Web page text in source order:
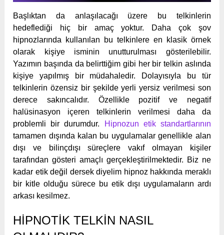
Başlıktan da anlaşılacağı üzere bu telkinlerin
hedeflediği hiç bir amaç yoktur. Daha çok şov
hipnozlarında kullanılan bu telkinlere en klasik örnek
olarak kişiye isminin unutturulması gösterilebilir.
Yazımın başında da belirttiğim gibi her bir telkin aslında
kişiye yapılmış bir müdahaledir. Dolayısıyla bu tür
telkinlerin özensiz bir şekilde yerli yersiz verilmesi son
derece sakıncalıdır. Özellikle pozitif ve negatif
halüsinasyon içeren telkinlerin verilmesi daha da
problemli bir durumdur.
Hipnozun etik standartlarının
tamamen dışında kalan bu uygulamalar genellikle alan
dışı ve bilinçdışı süreçlere vakıf olmayan kişiler
tarafından gösteri amaçlı gerçekleştirilmektedir. Biz ne
kadar etik değil dersek diyelim hipnoz hakkında meraklı
bir kitle olduğu sürece bu etik dışı uygulamaların ardı
arkası kesilmez.
HIPNOTIK TELKIN NASIL